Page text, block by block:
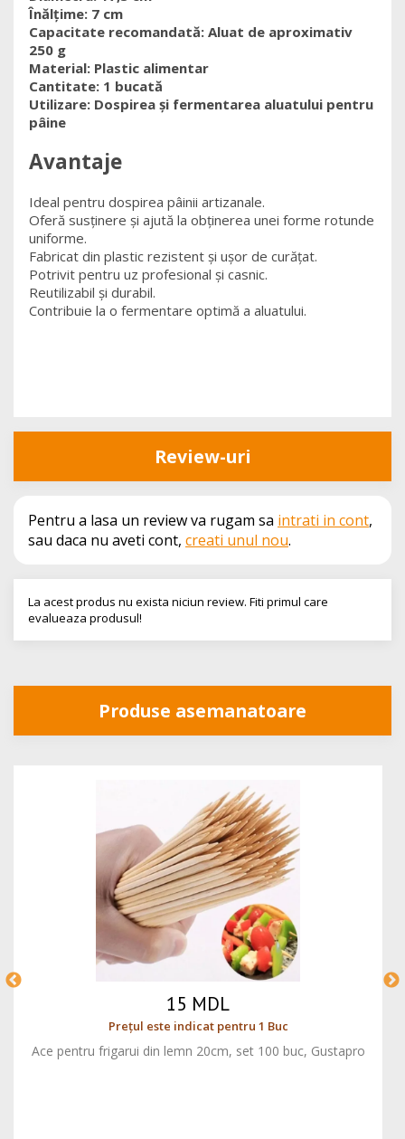
Înălțime: 7 cm
Capacitate recomandată: Aluat de aproximativ
250 g
Material: Plastic alimentar
Cantitate: 1 bucată
Utilizare: Dospirea și fermentarea aluatului pentru
pâine
Avantaje
Ideal pentru dospirea pâinii artizanale.
Oferă susținere și ajută la obținerea unei forme rotunde
uniforme.
Fabricat din plastic rezistent și ușor de curățat.
Potrivit pentru uz profesional și casnic.
Reutilizabil și durabil.
Contribuie la o fermentare optimă a aluatului.
Review-uri
Pentru a lasa un review va rugam sa intrati in cont,
sau daca nu aveti cont, creati unul nou.
La acest produs nu exista niciun review. Fiti primul care
evalueaza produsul!
Produse asemanatoare
15 MDL
Prețul este indicat pentru 1 Buc
Ace pentru frigarui din lemn 20cm, set 100 buc, Gustapro